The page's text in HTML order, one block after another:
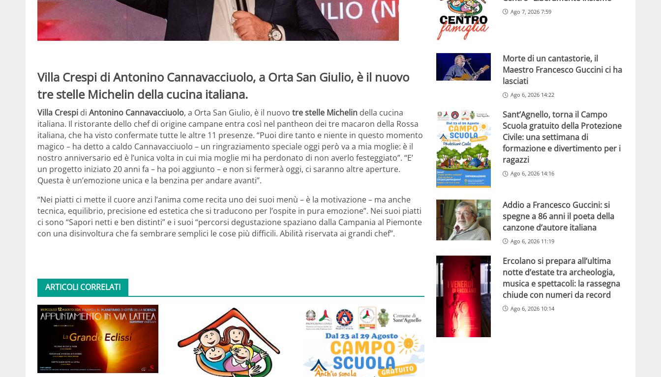
Villa Crespi di Antonino Cannavacciuolo, a Orta San Giulio, è il nuovo
tre stelle Michelin della cucina italiana.
Villa Crespi di Antonino Cannavacciuolo, a Orta San Giulio, è il nuovo tre stelle Michelin della cucina
italiana. Il ristorante dello chef di origine campane entra così nel pantheon dei tre macaron della Rossa
italiana, che ha visto confermate tutte le altre 11 presenze. “Puoi dire tanto e niente in questo momento
magico – ha detto a caldo Cannavacciuolo – un ringraziamento speciale oggi però va a mia moglie: è il
nostro anniversario ed è l’unica volta in cui mia moglie mi ha perdonato di non averlo festeggiato”. “E’
un progetto iniziato 20 anni fa – ha poi aggiunto – e non si fermerà oggi, ci saranno altre aperture.
Questa è un’emozione unica e la benzina per andare avanti”.
“Nei piatti ci mette il cuore anzi l’anima come recita uno dei suoi menù – è la motivazione – ma anche
tecnica, equilibrio, precisione ed estetica che si traducono per l’ospite in pura emozione”. Nei suoi piatti
ci sono “Sapori netti e ben distinti” e i suoi “percorsi degustazione spaziano dalla Campania al Piemonte
con una disinvoltura che fa sembrare semplici le cose più difficili. Abilità riservata ai grandi chef”.
ARTICOLI CORRELATI
Ago 7, 2026 7:59
Morte di un cantastorie, il
Maestro Francesco Guccini ci ha
lasciati
Ago 6, 2026 14:22
Sant’Agnello, torna il Campo
Scuola gratuito della Protezione
Civile: una settimana di
formazione e divertimento per i
ragazzi
Ago 6, 2026 14:16
Addio a Francesco Guccini: si
spegne a 86 anni il poeta della
canzone d’autore italiana
Ago 6, 2026 11:19
Ercolano si prepara all’ultima
notte d’estate tra archeologia,
musica e spettacoli: la rassegna
chiude con numeri da record
Ago 6, 2026 10:14